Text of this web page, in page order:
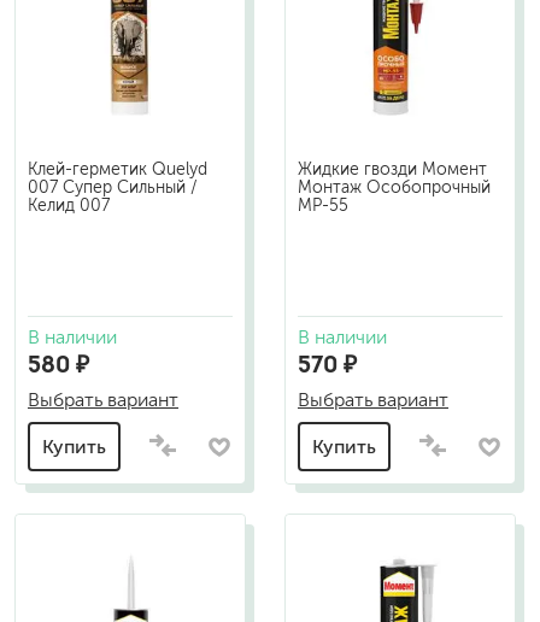
Клей-герметик Quelyd
007 Супер Сильный /
Келид 007
В наличии
580 ₽
Выбрать вариант
Купить
Жидкие гвозди Момент
Монтаж Особопрочный
MP-55
В наличии
570 ₽
Выбрать вариант
Купить